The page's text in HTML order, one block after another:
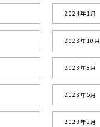
2024年1月
2023年10月
2023年8月
2023年5月
2023年3月